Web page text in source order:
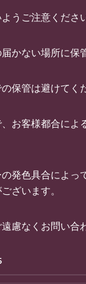
うご注意ください
かない場所に保
保管は避けてく
お客様都合によ
発色具合によっ
ざいます。
慮なくお問い合